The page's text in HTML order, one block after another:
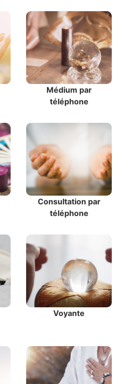
Médium par
téléphone
Consultation par
téléphone
Voyante